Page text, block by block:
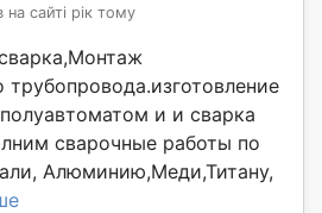
на сайті рік тому
трубопровода.изготовление
и и сварка
сварочные работы по
Алюминию,Меди,Титану,